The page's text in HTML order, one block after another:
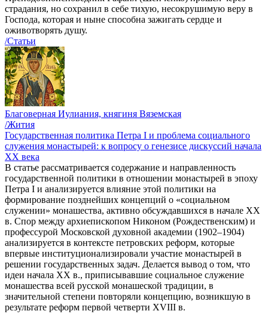
страдания, но сохранил в себе тихую, несокрушимую веру в
Господа, которая и ныне способна зажигать сердце и
оживотворять душу.
/Статьи
Благоверная Иулиания, княгиня Вяземская
/Жития
Государственная политика Петра I и проблема социального
служения монастырей: к вопросу о генезисе дискуссий начала
ХХ века
В статье рассматривается содержание и направленность
государственной политики в отношении монастырей в эпоху
Петра I и анализируется влияние этой политики на
формирование позднейших концепций о «социальном
служении» монашества, активно обсуждавшихся в начале XX
в. Спор между архиепископом Никоном (Рождественским) и
профессурой Московской духовной академии (1902–1904)
анализируется в контексте петровских реформ, которые
впервые институционализировали участие монастырей в
решении государственных задач. Делается вывод о том, что
идеи начала ХХ в., приписывавшие социальное служение
монашества всей русской монашеской традиции, в
значительной степени повторяли концепцию, возникшую в
результате реформ первой четверти XVIII в.